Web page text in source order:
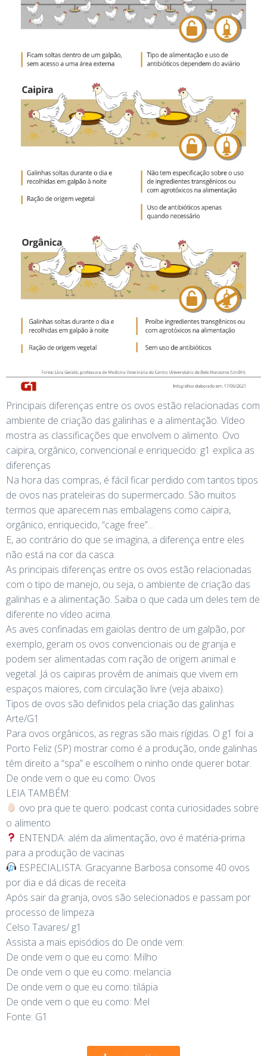
Principais diferenças entre os ovos estão relacionadas com
ambiente de criação das galinhas e a alimentação. Vídeo
mostra as classificações que envolvem o alimento. Ovo
caipira, orgânico, convencional e enriquecido: g1 explica as
diferenças
Na hora das compras, é fácil ficar perdido com tantos tipos
de ovos nas prateleiras do supermercado. São muitos
termos que aparecem nas embalagens como caipira,
orgânico, enriquecido, “cage free”…
E, ao contrário do que se imagina, a diferença entre eles
não está na cor da casca.
As principais diferenças entre os ovos estão relacionadas
com o tipo de manejo, ou seja, o ambiente de criação das
galinhas e a alimentação. Saiba o que cada um deles tem de
diferente no vídeo acima.
As aves confinadas em gaiolas dentro de um galpão, por
exemplo, geram os ovos convencionais ou de granja e
podem ser alimentadas com ração de origem animal e
vegetal. Já os caipiras provêm de animais que vivem em
espaços maiores, com circulação livre (veja abaixo).
Tipos de ovos são definidos pela criação das galinhas
Arte/G1
Para ovos orgânicos, as regras são mais rígidas. O g1 foi a
Porto Feliz (SP) mostrar como é a produção, onde galinhas
têm direito a “spa” e escolhem o ninho onde querer botar.
De onde vem o que eu como: Ovos
LEIA TAMBÉM:
ovo pra que te quero: podcast conta curiosidades sobre
o alimento
ENTENDA: além da alimentação, ovo é matéria-prima
para a produção de vacinas
ESPECIALISTA: Gracyanne Barbosa consome 40 ovos
por dia e dá dicas de receita
Após sair da granja, ovos são selecionados e passam por
processo de limpeza
Celso Tavares/ g1
Assista a mais episódios do De onde vem:
De onde vem o que eu como: Milho
De onde vem o que eu como: melancia
De onde vem o que eu como: tilápia
De onde vem o que eu como: Mel
Fonte: G1